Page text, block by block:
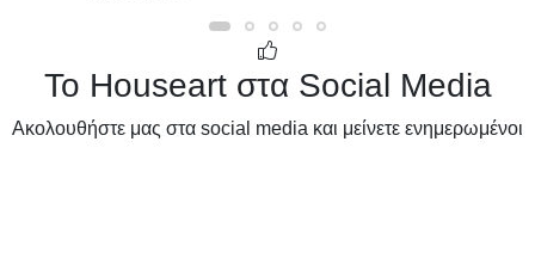
Το Houseart στα Social Media
Ακολουθήστε μας στα social media και μείνετε ενημερωμένοι